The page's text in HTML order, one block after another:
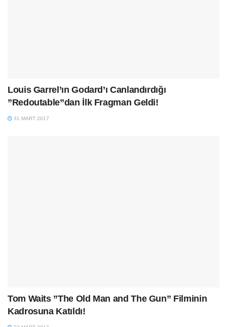
Louis Garrel’ın Godard’ı Canlandırdığı
”Redoutable”dan İlk Fragman Geldi!
31 MART 2017
Tom Waits ”The Old Man and The Gun” Filminin
Kadrosuna Katıldı!